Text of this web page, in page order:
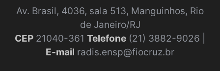
Av. Brasil, 4036, sala 513, Manguinhos, Rio
de Janeiro/RJ
CEP 21040-361 Telefone (21) 3882-9026 |
E-mail radis.ensp@fiocruz.br